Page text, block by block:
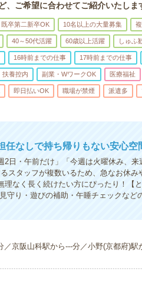
ご希望に合わせてご紹介いたしま
既卒第二新卒OK 10名以上の大量募集
40～50代活躍 60歳以上活躍 しゅふ
16時前までの仕事 17時前までの仕事
扶養控内 副業・WワークOK 医療福祉
即日払いOK 職場が禁煙 派遣多
任なしで持ち帰りもない安心空
日・午前だけ」「今週は火曜休み、来
スタッフが複数いるため、急なお休み
なく長く続けたい方にぴったり！【
守り・遊びの補助・午睡チェックなど
／京阪山科駅から---分／小野(京都府)駅